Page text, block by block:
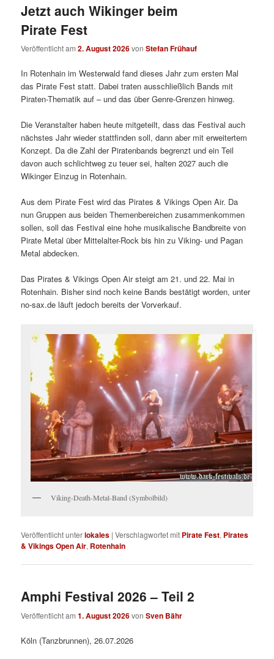
Jetzt auch Wikinger beim
Pirate Fest
Veröffentlicht am2. August 2026vonStefan Frühauf
In Rotenhain im Westerwald fand dieses Jahr zum ersten Mal
das Pirate Fest statt. Dabei traten ausschließlich Bands mit
Piraten-Thematik auf – und das über Genre-Grenzen hinweg.
Die Veranstalter haben heute mitgeteilt, dass das Festival auch
nächstes Jahr wieder stattfinden soll, dann aber mit erweitertem
Konzept. Da die Zahl der Piratenbands begrenzt und ein Teil
davon auch schlichtweg zu teuer sei, halten 2027 auch die
Wikinger Einzug in Rotenhain.
Aus dem Pirate Fest wird das Pirates & Vikings Open Air. Da
nun Gruppen aus beiden Themenbereichen zusammenkommen
sollen, soll das Festival eine hohe musikalische Bandbreite von
Pirate Metal über Mittelalter-Rock bis hin zu Viking- und Pagan
Metal abdecken.
Das Pirates & Vikings Open Air steigt am 21. und 22. Mai in
Rotenhain. Bisher sind noch keine Bands bestätigt worden, unter
no-sax.de läuft jedoch bereits der Vorverkauf.
Viking-Death-Metal-Band (Symbolbild)
Veröffentlicht unterlokales |Verschlagwortet mit Pirate Fest, Pirates
& Vikings Open Air, Rotenhain
Amphi Festival 2026 – Teil 2
Veröffentlicht am1. August 2026vonSven Bähr
Köln (Tanzbrunnen), 26.07.2026